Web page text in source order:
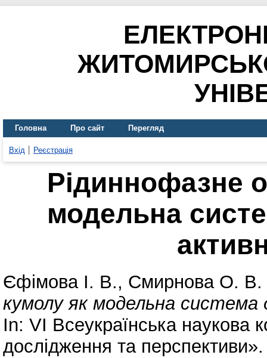
Головна Про сайт Перегляд
Вхід Реєстрація
Рідиннофазне
модельна
Єфімова І. В., Смирнова О. В.
кумолу як модельна система
In: VІ Всеукраїнська наукова
дослідження та